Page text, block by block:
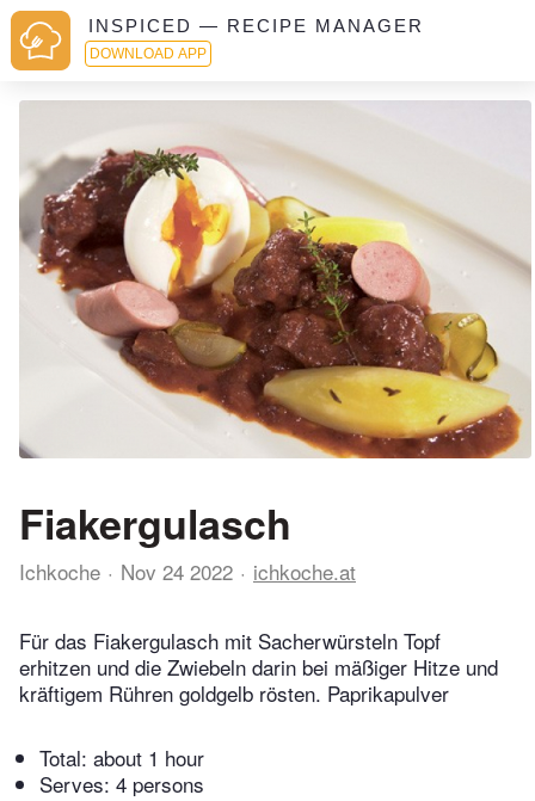
INSPICED — RECIPE MANAGER
DOWNLOAD APP
Fiakergulasch
Ichkoche Nov 24 2022 ichkoche.at
Für das Fiakergulasch mit Sacherwürsteln Topf
erhitzen und die Zwiebeln darin bei mäßiger Hitze und
kräftigem Rühren goldgelb rösten. Paprikapulver
Total: about 1 hour
Serves: 4 persons